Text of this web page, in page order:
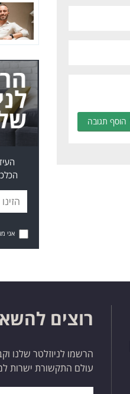
הוסף תגובה
אני
רוצים
הרשמו לניוזלטר שלנו
עולם התקשורת ישרות